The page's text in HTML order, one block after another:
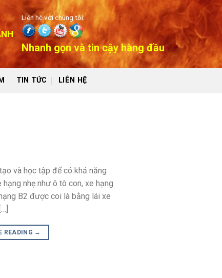
Liên hệ với chúng tôi:
Nhanh gọn và tin cậy hàng đầu
TIN TỨC LIÊN HỆ
và học tập để có khả năng
nhẹ như ô tô con, xe hạng
B2 được coi là bằng lái xe
READING →